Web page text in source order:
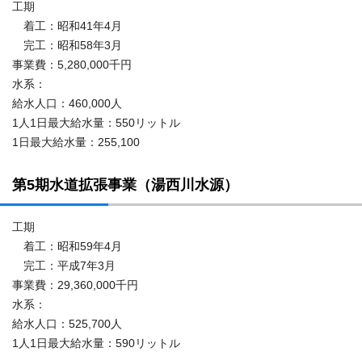
工期
着工：昭和41年4月
完工：昭和58年3月
事業費：5,280,000千円
水系：
給水人口：460,000人
1人1日最大給水量：550リットル
1日最大給水量：255,100
第5期水道拡張事業（湯西川水源）
工期
着工：昭和59年4月
完工：平成7年3月
事業費：29,360,000千円
水系：
給水人口：525,700人
1人1日最大給水量：590リットル